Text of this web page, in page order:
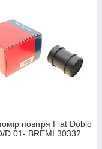
повітря Fiat Doblo
D 01- BREMI 30332